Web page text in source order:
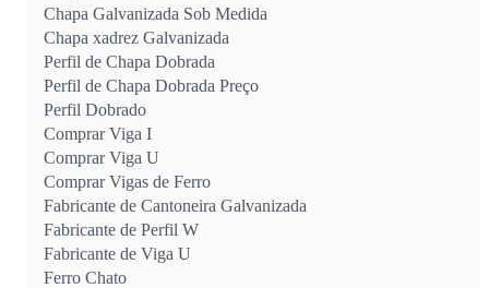
Chapa Galvanizada Sob Medida
Chapa xadrez Galvanizada
Perfil de Chapa Dobrada
Perfil de Chapa Dobrada Preço
Perfil Dobrado
Comprar Viga I
Comprar Viga U
Comprar Vigas de Ferro
Fabricante de Cantoneira Galvanizada
Fabricante de Perfil W
Fabricante de Viga U
Ferro Chato